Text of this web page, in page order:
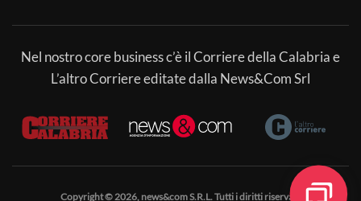
Nel nostro core business c’è il Corriere della Calabria e
L’altro Corriere editate dalla News&Com Srl
Copyright © 2026, news&com S.R.L. Tutti i diritti riservati.